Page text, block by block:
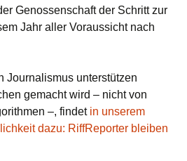
Genossenschaft der Schritt zur
Jahr aller Voraussicht nach
Journalismus unterstützen
gemacht wird – nicht von
–, findet in unserem
dazu: RiffReporter bleiben